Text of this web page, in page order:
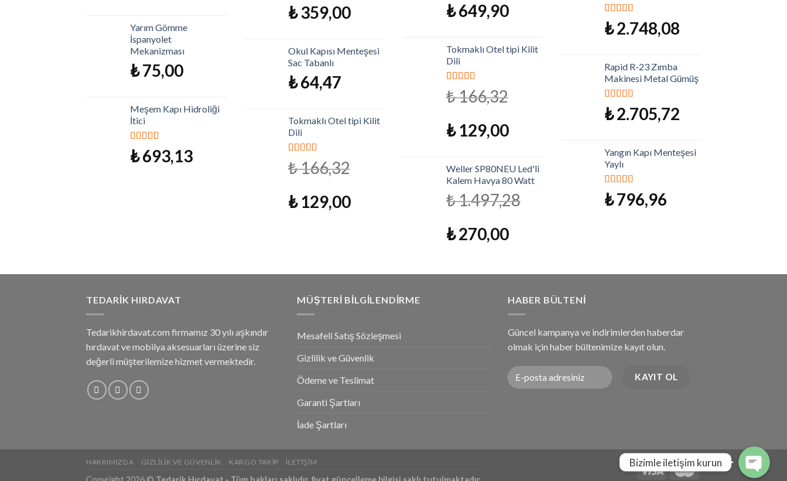
Yarım Gömme
İspanyolet
Mekanizması
₺75,00
Meşem Kapı Hidroliği
İtici
5 üzerinden
5.00oy aldı
₺693,13
5 üzerinden
5.00oy aldı
₺359,00
Okul Kapısı Menteşesi
Sac Tabanlı
₺64,47
Tokmaklı Otel tipi Kilit
Dili
5 üzerinden
4.79oy aldı
₺166,32
₺129,00
₺649,90
Tokmaklı Otel tipi Kilit
Dili
5 üzerinden
4.79oy aldı
₺166,32
₺129,00
Weller SP80NEU Led'li
Kalem Havya 80 Watt
₺1.497,28
₺270,00
5 üzerinden
5.00oy aldı
₺2.748,08
Rapid R-23 Zımba
Makinesi Metal Gümüş
5 üzerinden
5.00oy aldı
₺2.705,72
Yangın Kapı Menteşesi
Yaylı
5 üzerinden
5.00oy aldı
₺796,96
TEDARIK HIRDAVAT
Tedarikhirdavat.com firmamız 30 yılı aşkındır
hırdavat ve mobilya aksesuarları üzerine siz
değerli müşterilemize hizmet vermektedir.
MÜŞTERI BILGILENDIRME
Mesafeli Satış Sözleşmesi
Gizlilik ve Güvenlik
Ödeme ve Teslimat
Garanti Şartları
İade Şartları
HABER BÜLTENI
Güncel kampanya ve indirimlerden haberdar
olmak için haber bültenimize kayıt olun.
HAKKIMIZDA GIZLILIK VE GÜVENLIK KARGO TAKIP İLETIŞIM Bizimle iletişim kurun